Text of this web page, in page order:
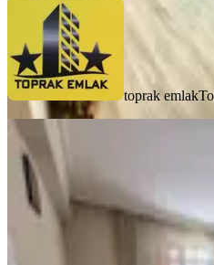
toprak emlak
BALKONLU
Daire
Keçiören,
145 m²·